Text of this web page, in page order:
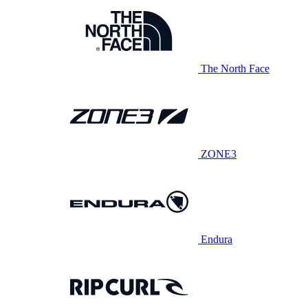
The North Face
ZONE3
Endura